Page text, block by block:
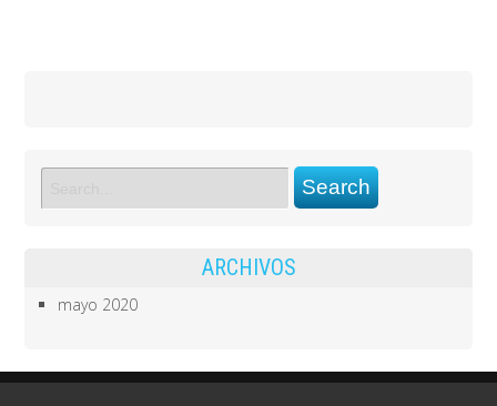
ARCHIVOS
mayo 2020